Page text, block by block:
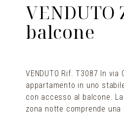
balcone
VENDUTO Rif. T3087 In
appartamento in uno
con accesso al balcone.
zona notte comprende